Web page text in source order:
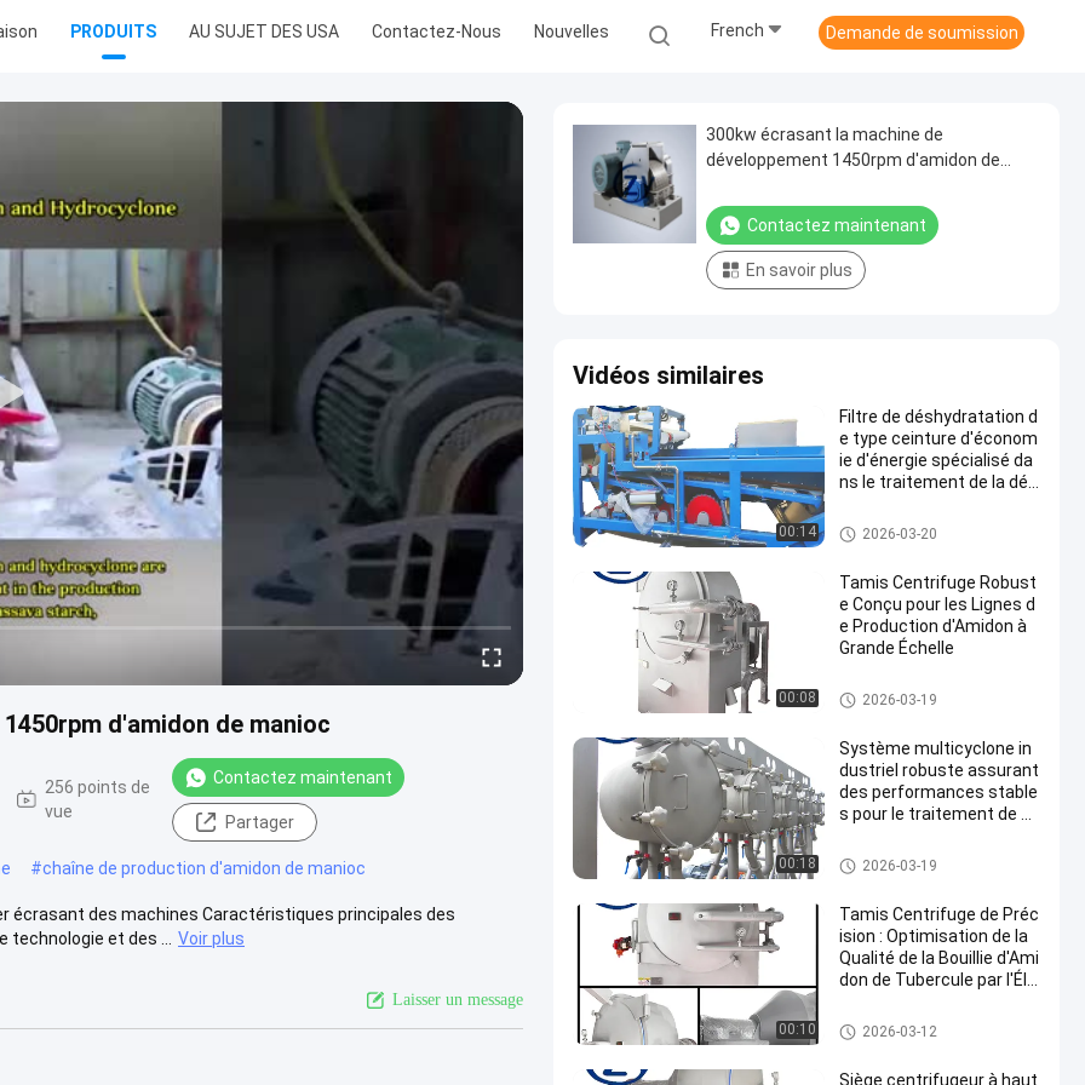
PRODUITS AU SUJET DES USA Contactez-Nous Nouvelles French Demande de soumission
d'amidon de manioc
256 points de
vue
Contactez maintenant
Partager
#chaîne de production d'amidon de manioc
écrasant des machines Caractéristiques principales des
et des ...
Voir plus
Laisser un message
300kw écrasant la machine de
développement 1450rpm d'amidon de
Contactez maintenant
En savoir plus
Vidéos similaires
00:14
Filtre de déshydratation d
e type ceinture d'économ
ie d'énergie spécialisé da
ns le traitement de la dés
manioc
Machine de développement d'a
midon de manioc
2026-03-20
00:08
Tamis Centrifuge Robust
e Conçu pour les Lignes d
e Production d'Amidon à
Grande Échelle
Machine de développement d'a
midon de manioc
2026-03-19
00:18
Système multicyclone in
dustriel robuste assurant
des performances stable
s pour le traitement de m
Machine de développement d'a
midon de manioc
2026-03-19
00:10
Tamis Centrifuge de Préc
ision : Optimisation de la
Qualité de la Bouillie d'Ami
don de Tubercule par l'Éli
ts Fibreux Fins
Machine de développement d'a
midon de manioc
2026-03-12
Siège centrifugeur à haut